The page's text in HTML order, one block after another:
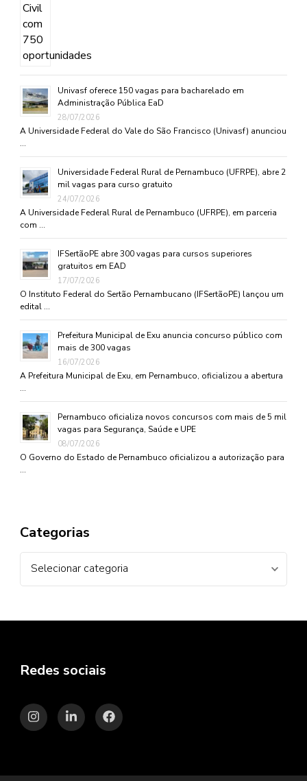
Univasf oferece 150 vagas para bacharelado em
Administração Pública EaD
28/07/2026
A Universidade Federal do Vale do São Francisco (Univasf) anunciou
…
Universidade Federal Rural de Pernambuco (UFRPE), abre 2
mil vagas para curso gratuito
24/07/2026
A Universidade Federal Rural de Pernambuco (UFRPE), em parceria
com …
IFSertãoPE abre 300 vagas para cursos superiores
gratuitos em EAD
17/07/2026
O Instituto Federal do Sertão Pernambucano (IFSertãoPE) lançou um
edital …
Prefeitura Municipal de Exu anuncia concurso público com
mais de 300 vagas
16/07/2026
A Prefeitura Municipal de Exu, em Pernambuco, oficializou a abertura
…
Pernambuco oficializa novos concursos com mais de 5 mil
vagas para Segurança, Saúde e UPE
08/07/2026
O Governo do Estado de Pernambuco oficializou a autorização para
…
Categorias
Redes sociais